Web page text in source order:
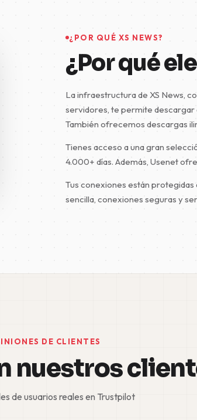
¿POR QUÉ XS NEWS?
¿Por qué
La infraestructura de XS News,
servidores, te permite descargar
También ofrecemos descargas
Tienes acceso a una gran
4.000+ días. Además, Usenet
Tus conexiones están protegidas
sencilla, conexiones seguras y
DE CLIENTES
nuestros
de usuarios reales en Trustpilot